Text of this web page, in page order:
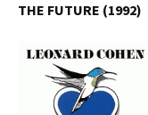
THE FUTURE (1992)